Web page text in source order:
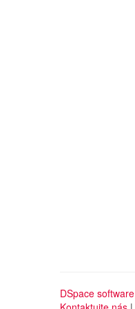
DSpace software